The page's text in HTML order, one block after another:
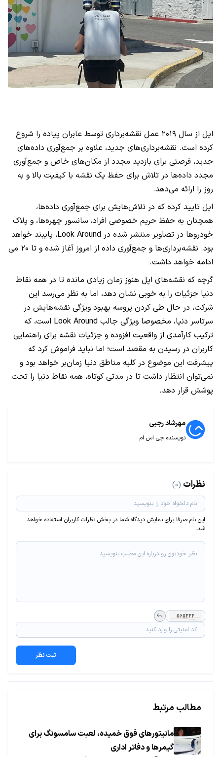
اپل از سال ۲۰۱۹ عمل نقشه‌برداری توسط عابران پیاده را شروع
کرده است. نقشه‌برداری‌های جدید، علاوه بر جمع‌آوری داده‌های
جدید، فرصتی برای بازدید مجدد از مکان‌های خاص و جمع‌آوری
مجدد داده‌ها در تلاش برای حفظ یک نقشه با کیفیت بالا و به
روز را ارائه می‌دهد.
اپل تایید کرده که در تلاش‌هایش برای جمع‌آوری داده‌ها،
همچنان به حفظ حریم خصوصی افراد، سانسور چهره‌ها، و پلاک
خودروها در تصاویر منتشر شده در Look Around، پایبند خواهد
بود. نقشه‌برداری‌ها و جمع‌آوری داده از امروز آغاز شده و تا ۲۰ می
ادامه خواهد داشت.
گرچه که نقشه‌های اپل هنوز زمان زیادی مانده تا در همه نقاط
دنیا جزئیات را به خوبی نشان دهد، اما به نظر می‌رسد این
شرکت، در حال طی کردن پروسه بهبود ویژگی نقشه‌هایش در
سرتاسر دنیا، مخصوصا ویژگی‌ جالب Look Around است، که
ترکیب کارآمدی از واقعیت افزوده و جزئیات نقشه برای راهنمایی
کاربران در رسیدن به مقصد است؛ اما نباید فراموش کرد که
پیشرفت این موضوع در کلیه مناطق دنیا زمان‌بر خواهد بود و
نمی‌توان انتظار داشت تا در مدتی کوتاه، همه نقاط دنیا را تحت
پوشش قرار دهد.
مهرشاد رجبی
نویسنده جی اس ام
نظرات (0)
این نام صرفا برای نمایش دیدگاه شما در بخش نظرات کاربران استفاده خواهد
شد.
ثبت نظر
مطالب مرتبط
مانیتورهای فوق خمیده، لعبت سامسونگ برای
گیمرها و دفاتر اداری